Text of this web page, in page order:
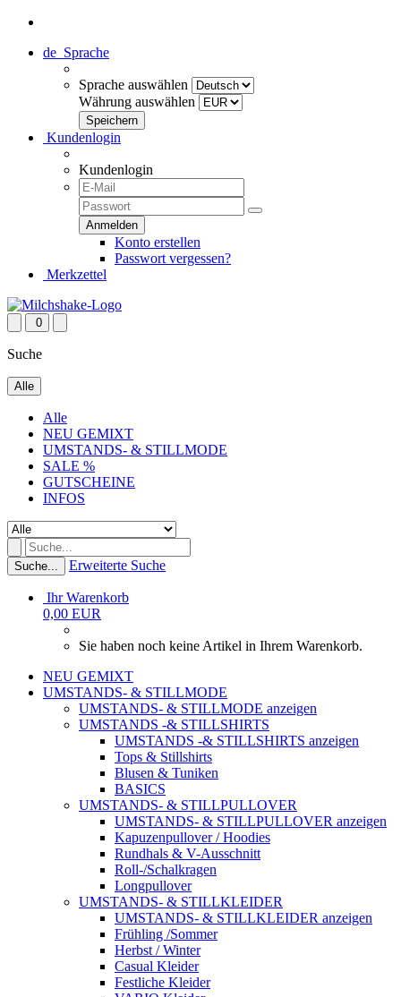
de Sprache
Sprache auswählen
Währung auswählen
Kundenlogin
Kundenlogin
Konto erstellen
Passwort vergessen?
Merkzettel
0
Suche
Alle
Alle
NEU GEMIXT
UMSTANDS- & STILLMODE
SALE %
GUTSCHEINE
INFOS
Suche... Erweiterte Suche
Ihr Warenkorb
0,00 EUR
Sie haben noch keine Artikel in Ihrem Warenkorb.
NEU GEMIXT
UMSTANDS- & STILLMODE
UMSTANDS- & STILLMODE anzeigen
UMSTANDS -& STILLSHIRTS
UMSTANDS -& STILLSHIRTS anzeigen
Tops & Stillshirts
Blusen & Tuniken
BASICS
UMSTANDS- & STILLPULLOVER
UMSTANDS- & STILLPULLOVER anzeigen
Kapuzenpullover / Hoodies
Rundhals & V-Ausschnitt
Roll-/Schalkragen
Longpullover
UMSTANDS- & STILLKLEIDER
UMSTANDS- & STILLKLEIDER anzeigen
Frühling /Sommer
Herbst / Winter
Casual Kleider
Festliche Kleider